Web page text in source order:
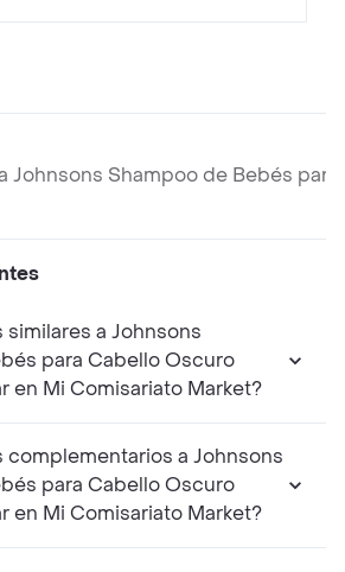
Johnsons Shampoo de Bebés
a Johnsons
para Cabello Oscuro
en Mi Comisariato Market?
complementarios a Johnsons
para Cabello Oscuro
en Mi Comisariato Market?